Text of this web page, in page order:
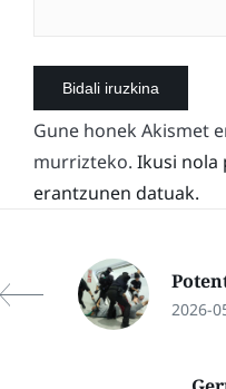
Gune honek Akismet
murrizteko. Ikusi nola
erantzunen datuak.
2026-